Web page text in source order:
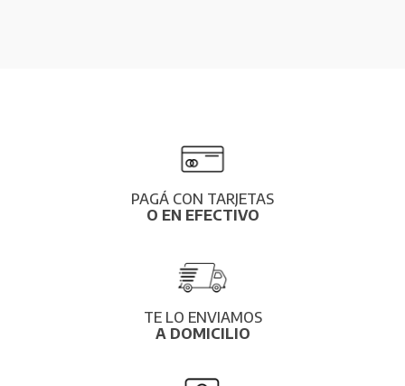
PAGÁ CON TARJETAS
O EN EFECTIVO
TE LO ENVIAMOS
A DOMICILIO